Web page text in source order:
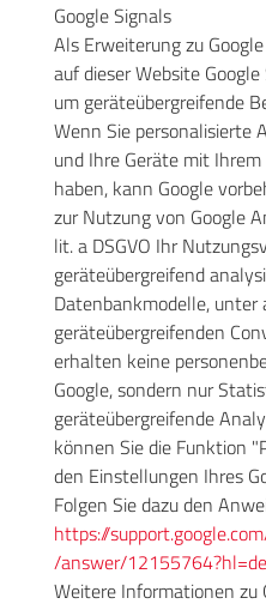
Google Signals
Als Erweiterung zu
auf dieser Website
um geräteübergreifende
Wenn Sie personalisierte
und Ihre Geräte mit
haben, kann Google
zur Nutzung von Google
lit. a DSGVO Ihr
geräteübergreifend
Datenbankmodelle, unter
geräteübergreifenden
erhalten keine
Google, sondern nur
geräteübergreifende
können Sie die Funktion
den Einstellungen Ihres
Folgen Sie dazu den
https://support.google.com
/answer/12155764?hl=de
Weitere Informationen zu